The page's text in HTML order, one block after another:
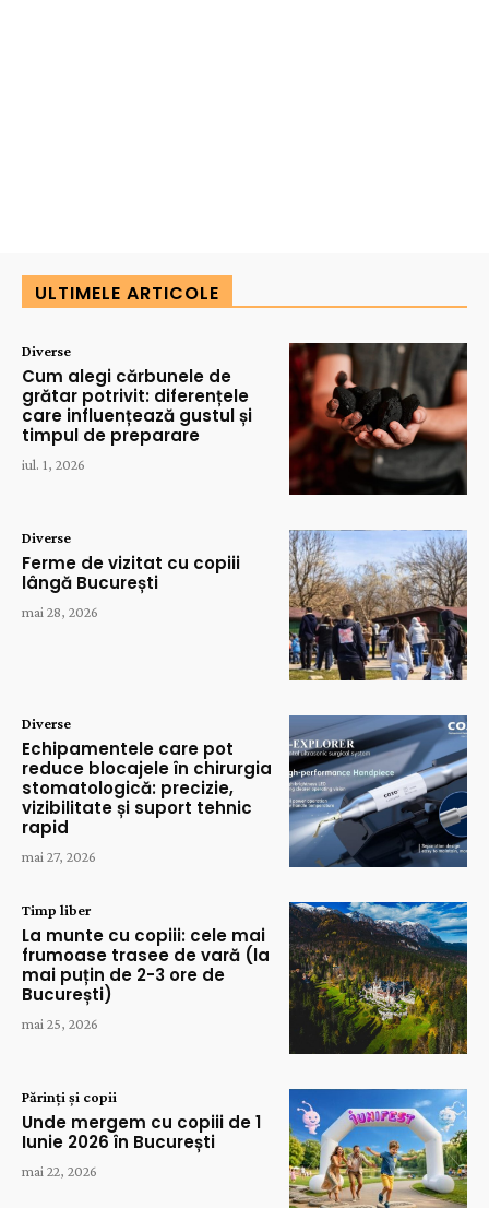
ULTIMELE ARTICOLE
Diverse
Cum alegi cărbunele de
grătar potrivit: diferențele
care influențează gustul și
timpul de preparare
iul. 1, 2026
Diverse
Ferme de vizitat cu copiii
lângă București
mai 28, 2026
Diverse
Echipamentele care pot
reduce blocajele în chirurgia
stomatologică: precizie,
vizibilitate și suport tehnic
rapid
mai 27, 2026
Timp liber
La munte cu copiii: cele mai
frumoase trasee de vară (la
mai puțin de 2-3 ore de
București)
mai 25, 2026
Părinți și copii
Unde mergem cu copiii de 1
Iunie 2026 în București
mai 22, 2026